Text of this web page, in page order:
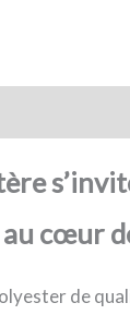
cœur
de